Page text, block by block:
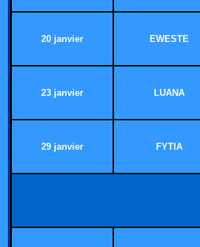
20 janvier EWESTE
23 janvier LUANA
29 janvier FYTIA